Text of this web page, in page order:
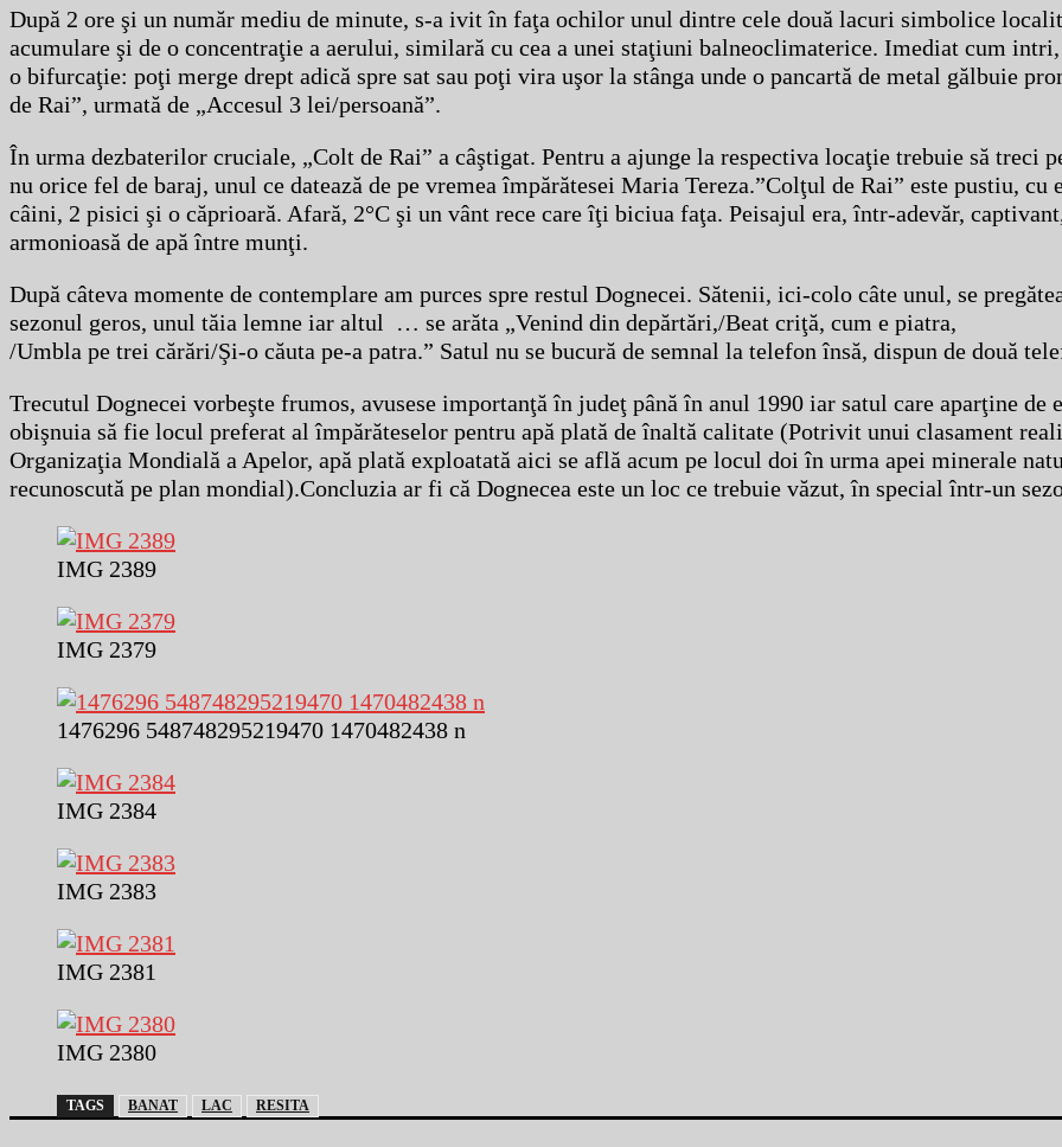
După 2 ore şi un număr mediu de minute, s-a ivit în faţa ochilor unul dintre cele două lacuri simbolice
acumulare şi de o concentraţie a aerului, similară cu cea a unei staţiuni balneoclimaterice. Imediat cum
o bifurcaţie: poţi merge drept adică spre sat sau poţi vira uşor la stânga unde o pancartă de metal gălbuie
de Rai”, urmată de „Accesul 3 lei/persoană”.
În urma dezbaterilor cruciale, „Colt de Rai” a câştigat. Pentru a ajunge la respectiva locaţie trebuie să treci
nu orice fel de baraj, unul ce datează de pe vremea împărătesei Maria Tereza.”Colţul de Rai” este pustiu, cu
câini, 2 pisici şi o căprioară. Afară, 2°C şi un vânt rece care îţi biciua faţa. Peisajul era, într-adevăr,
armonioasă de apă între munţi.
După câteva momente de contemplare am purces spre restul Dognecei. Sătenii, ici-colo câte unul, se
sezonul geros, unul tăia lemne iar altul … se arăta „Venind din depărtări,/Beat criţă, cum e piatra,
/Umbla pe trei cărări/Şi-o căuta pe-a patra.” Satul nu se bucură de semnal la telefon însă, dispun de două
Trecutul Dognecei vorbeşte frumos, avusese importanţă în judeţ până în anul 1990 iar satul care aparţine de
obişnuia să fie locul preferat al împărăteselor pentru apă plată de înaltă calitate (Potrivit unui clasament
Organizaţia Mondială a Apelor, apă plată exploatată aici se află acum pe locul doi în urma apei minerale
recunoscută pe plan mondial).Concluzia ar fi că Dognecea este un loc ce trebuie văzut, în special într-un
IMG 2389
IMG 2379
1476296 548748295219470 1470482438 n
IMG 2384
IMG 2383
IMG 2381
IMG 2380
TAGS BANAT LAC RESITA